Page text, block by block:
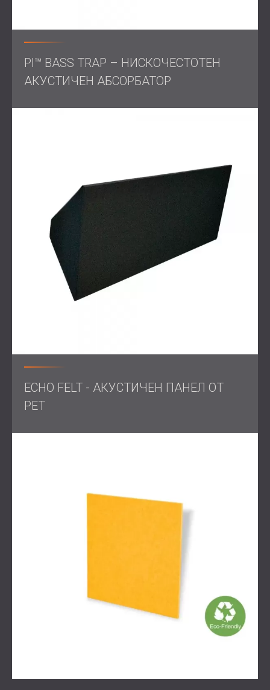
акустичната обработка беше съобразена с това, че
да осигури максимална яснота на гласовете, ефектите
и музиката, като същевременно се контролира
Завършеното домашно кино надмина очакванията на
клиента. Пространството вече предлага ясен,
завладяващ звук, който съответства на качеството на
визуализациите на големия екран, създавайки
автентично кинематографично изживяване.
С изискана акустика и естетика в хармония с нейната
визия, клиентката може да се наслаждава на филми и
спорт в професионална среда, всичко това от уюта на
собствения си дом.
Свържете се с нас за професионална акустична
PI™ BASS TRAP – НИСКОЧЕСТОТЕН
АКУСТИЧЕН АБСОРБАТОР
ECHO FELT - АКУСТИЧЕН ПАНЕЛ ОТ
PET